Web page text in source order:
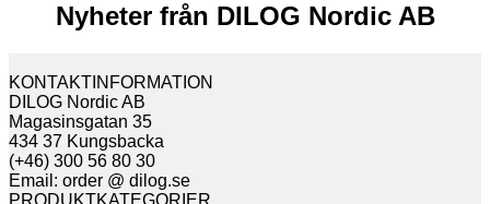
Nyheter från DILOG Nordic AB
KONTAKTINFORMATION
DILOG Nordic AB
Magasinsgatan 35
434 37 Kungsbacka
(+46) 300 56 80 30
Email: order @ dilog.se